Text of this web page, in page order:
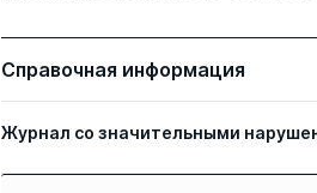
Справочная информация
Журнал со значительными